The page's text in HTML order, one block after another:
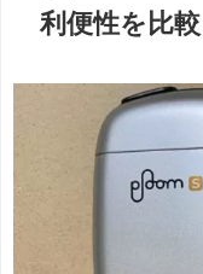
利便性を比較